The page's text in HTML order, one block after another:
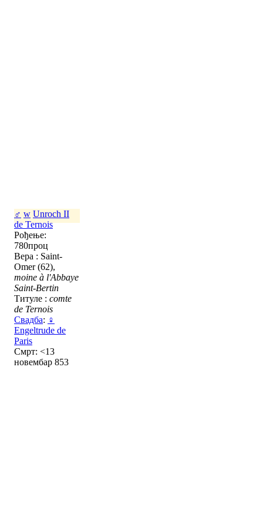
♂ w Unroch II
de Ternois
Рођење:
780проц
Вера : Saint-
Omer (62),
moine à l'Abbaye
Saint-Bertin
Титуле : comte
de Ternois
Свадба: ♀
Engeltrude de
Paris
Смрт: <13
новембар 853